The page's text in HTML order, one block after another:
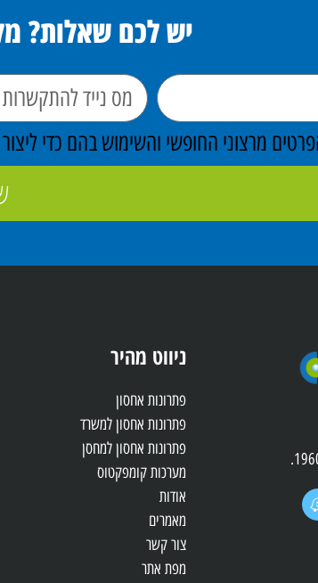
יש לכם שאלות?
מרצוני החופשי והשימוש בהם כדי
ניווט מהיר
פתרונות אחסון
פתרונות אחסון למשרד
פתרונות אחסון למחסן
מערכות קומפקטוס
אודות
מאמרים
צור קשר
מפת אתר